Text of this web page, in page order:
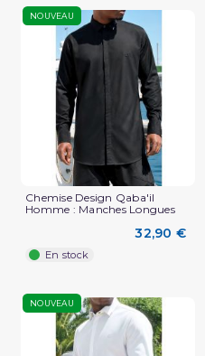
NOUVEAU
Chemise Design Qaba'il
Homme : Manches Longues
32,90 €
En stock
NOUVEAU